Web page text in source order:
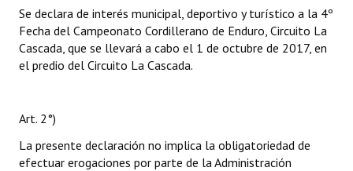
Se declara de interés municipal, deportivo y turístico a la 4º
Fecha del Campeonato Cordillerano de Enduro, Circuito La
Cascada, que se llevará a cabo el 1 de octubre de 2017, en
el predio del Circuito La Cascada.
Art. 2°)
La presente declaración no implica la obligatoriedad de
efectuar erogaciones por parte de la Administración